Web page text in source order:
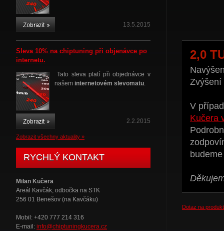
13.5.2015
Sleva 10% na chiptuning při objenávce po
internetu.
Tato sleva platí při objednávce v
našem internetovém slevomatu.
2.2.2015
Zobrazit všechny aktuality »
RYCHLÝ KONTAKT
Milan Kučera
Areál Kavčák, odbočka na STK
256 01 Benešov (na Kavčáku)
Mobil: +420 777 214 316
E-mail: info@chiptuningkucera.cz
2,0
Zvýšení
V
Kučera
Dotaz na produkt